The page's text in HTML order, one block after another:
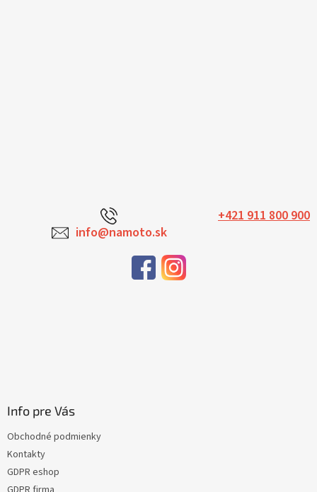
+421 911 800 900
info@namoto.sk
Info pre Vás
Obchodné podmienky
Kontakty
GDPR eshop